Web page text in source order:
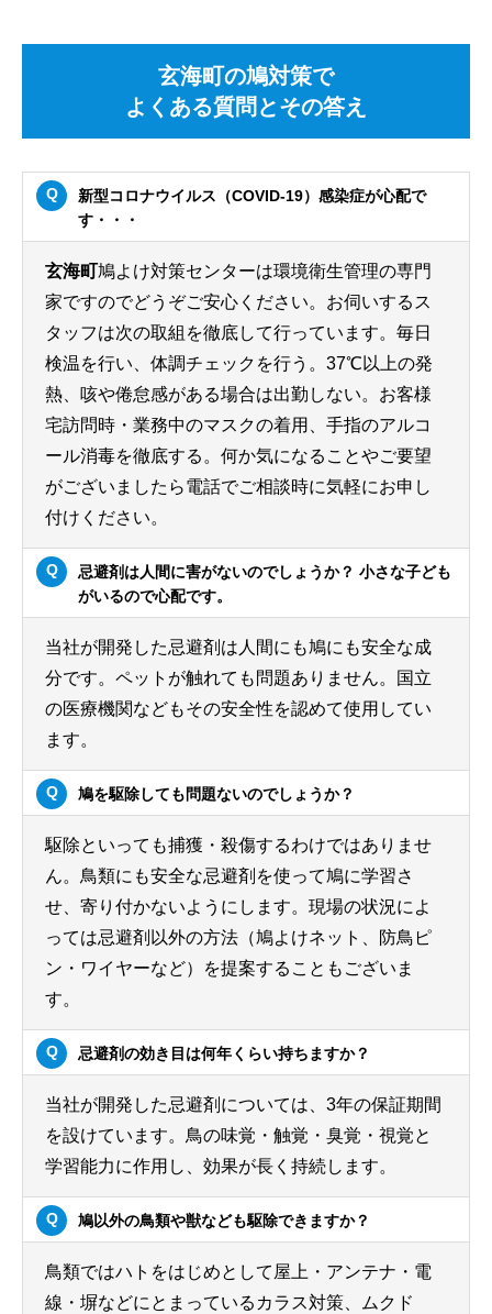
玄海町の鳩対策で
よくある質問とその答え
新型コロナウイルス（COVID-19）感染症が心配で
す・・・
玄海町鳩よけ対策センターは環境衛生管理の専門
家ですのでどうぞご安心ください。お伺いするス
タッフは次の取組を徹底して行っています。毎日
検温を行い、体調チェックを行う。37℃以上の発
熱、咳や倦怠感がある場合は出勤しない。お客様
宅訪問時・業務中のマスクの着用、手指のアルコ
ール消毒を徹底する。何か気になることやご要望
がございましたら電話でご相談時に気軽にお申し
付けください。
忌避剤は人間に害がないのでしょうか？ 小さな子ども
がいるので心配です。
当社が開発した忌避剤は人間にも鳩にも安全な成
分です。ペットが触れても問題ありません。国立
の医療機関などもその安全性を認めて使用してい
ます。
鳩を駆除しても問題ないのでしょうか？
駆除といっても捕獲・殺傷するわけではありませ
ん。鳥類にも安全な忌避剤を使って鳩に学習さ
せ、寄り付かないようにします。現場の状況によ
っては忌避剤以外の方法（鳩よけネット、防鳥ピ
ン・ワイヤーなど）を提案することもございま
す。
忌避剤の効き目は何年くらい持ちますか？
当社が開発した忌避剤については、3年の保証期間
を設けています。鳥の味覚・触覚・臭覚・視覚と
学習能力に作用し、効果が長く持続します。
鳩以外の鳥類や獣なども駆除できますか？
鳥類ではハトをはじめとして屋上・アンテナ・電
線・塀などにとまっているカラス対策、ムクド